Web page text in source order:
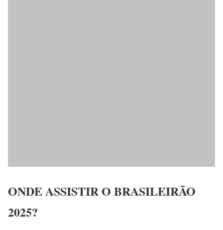
ONDE ASSISTIR O BRASILEIRÃO
2025?